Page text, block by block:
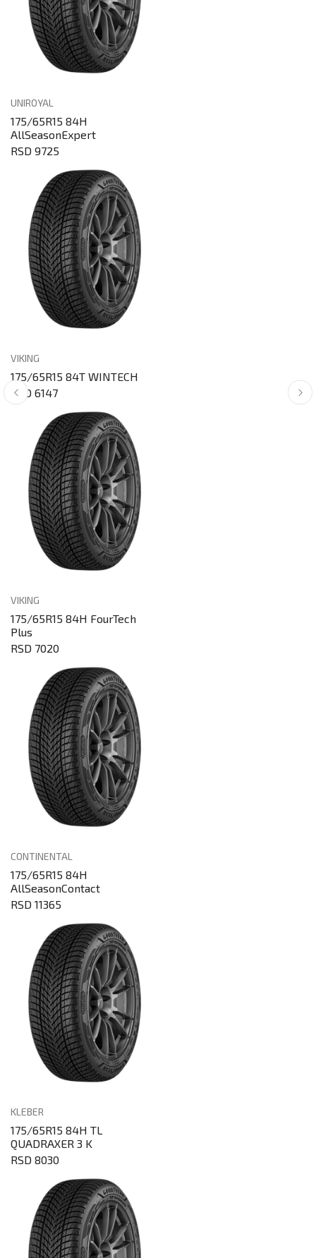
UNIROYAL
175/65R15 84H
AllSeasonExpert
RSD 9725
VIKING
175/65R15 84T WINTECH
RSD 6147
VIKING
175/65R15 84H FourTech
Plus
RSD 7020
CONTINENTAL
175/65R15 84H
AllSeasonContact
RSD 11365
KLEBER
175/65R15 84H TL
QUADRAXER 3 K
RSD 8030